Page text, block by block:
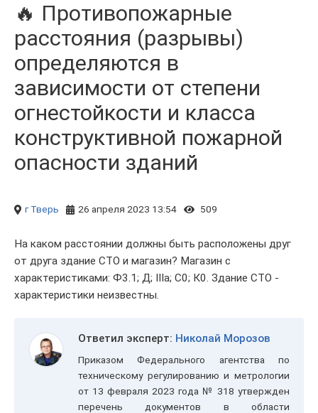
🔥 Противопожарные
расстояния (разрывы)
определяются в
зависимости от степени
огнестойкости и класса
конструктивной пожарной
опасности зданий
г Тверь 26 апреля 2023 13:54 509
На каком расстоянии должны быть расположены друг
от друга здание СТО и магазин? Магазин с
характеристиками: Ф3.1; Д; IIIа; С0; К0. Здание СТО -
характеристики неизвестны.
Ответил эксперт: Николай Морозов
Приказом Федерального агентства по
техническому регулированию и метрологии
от 13 февраля 2023 года № 318 утвержден
перечень документов в области